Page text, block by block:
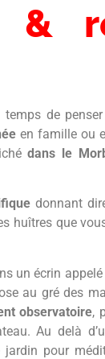
&
de
en famille ou
dans le
donnant
huîtres que
un écrin appelé
au gré des
observatoire,
Au delà
pour